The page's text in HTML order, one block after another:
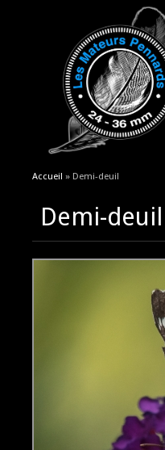
Vous êtes ici
Accueil » Demi-deuil
Demi-deuil